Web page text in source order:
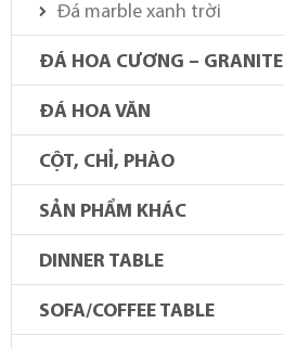
Đá marble xanh trời
ĐÁ HOA CƯƠNG – GRANITE
ĐÁ HOA VĂN
CỘT, CHỈ, PHÀO
SẢN PHẨM KHÁC
DINNER TABLE
SOFA/COFFEE TABLE